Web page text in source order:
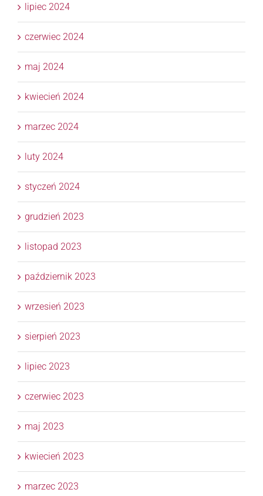
lipiec 2024
czerwiec 2024
maj 2024
kwiecień 2024
marzec 2024
luty 2024
styczeń 2024
grudzień 2023
listopad 2023
październik 2023
wrzesień 2023
sierpień 2023
lipiec 2023
czerwiec 2023
maj 2023
kwiecień 2023
marzec 2023